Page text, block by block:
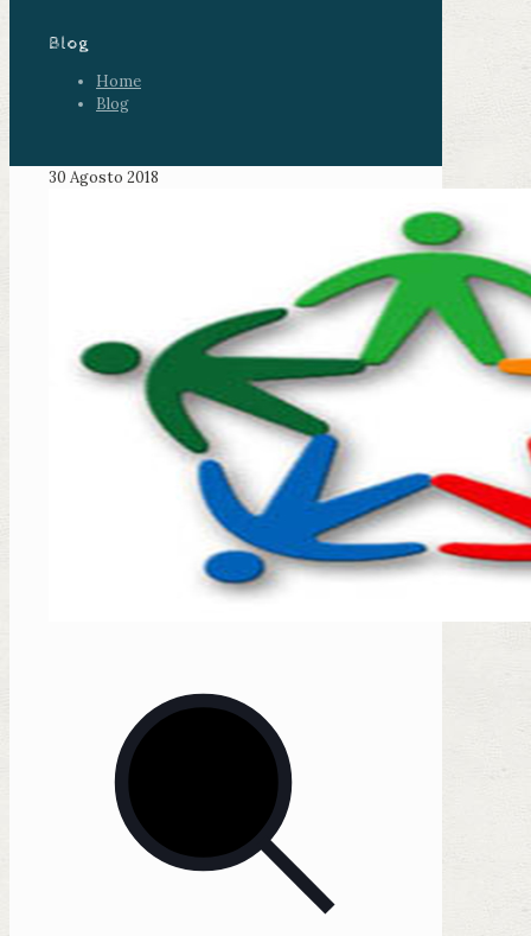
Blog
Home
Blog
30 Agosto 2018